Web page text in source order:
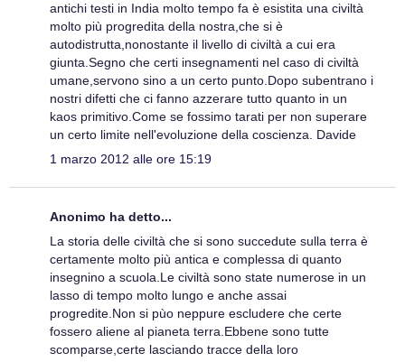
antichi testi in India molto tempo fa è esistita una civiltà
molto più progredita della nostra,che si è
autodistrutta,nonostante il livello di civiltà a cui era
giunta.Segno che certi insegnamenti nel caso di civiltà
umane,servono sino a un certo punto.Dopo subentrano i
nostri difetti che ci fanno azzerare tutto quanto in un
kaos primitivo.Come se fossimo tarati per non superare
un certo limite nell'evoluzione della coscienza. Davide
1 marzo 2012 alle ore 15:19
Anonimo ha detto...
La storia delle civiltà che si sono succedute sulla terra è
certamente molto più antica e complessa di quanto
insegnino a scuola.Le civiltà sono state numerose in un
lasso di tempo molto lungo e anche assai
progredite.Non si pùo neppure escludere che certe
fossero aliene al pianeta terra.Ebbene sono tutte
scomparse,certe lasciando tracce della loro